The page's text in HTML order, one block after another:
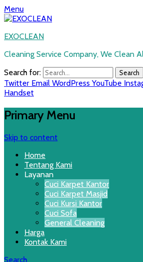
Menu
EXOCLEAN
Cleaning Service Company, We Clean
Search for:
Twitter Email WordPress YouTube
Handset
Primary Menu
Skip to content
Home
Tentang Kami
Layanan
Cuci Karpet Kantor
Cuci Karpet Masjid
Cuci Kursi Kantor
Cuci Sofa
General Cleaning
Harga
Kontak Kami
Search